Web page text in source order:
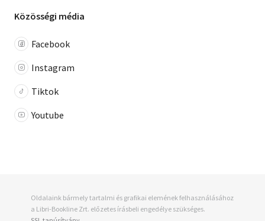
Közösségi média
Facebook
Instagram
Tiktok
Youtube
Oldalaink bármely tartalmi és grafikai elemének felhasználásához
a Libri-Bookline Zrt. előzetes írásbeli engedélye szükséges.